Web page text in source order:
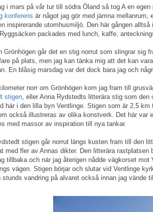
i mars på vår tur till södra Öland så tog A en
konferens är något jag gör med jämna mellanrum,
inspirerande utomhusmiljö. Den här gången
packades med lunch, kaffe,
Grönhögen går det en stig norrut som slingrar sig
på plats, men jag kan tänka mig att det kan
En blåsig marsdag var det dock bara jag och
norr om Grönhögen kom jag fram till
stigen , eller Anna Rydstedts litterära stig som
här i den lilla byn Ventlinge. Stigen som är 2,5
också illustreras av olika konstverk. Det här var
med massor av inspiration till nya tankar.
stigen går norrut längs kusten fram till den
med fler av Annas dikter. Den litterära
tillbaka och när jag återigen nådde vägkorset
vägen. Stigen börjar och slutar vid Ventlinge
stunds vandring på alvaret också innan jag vände